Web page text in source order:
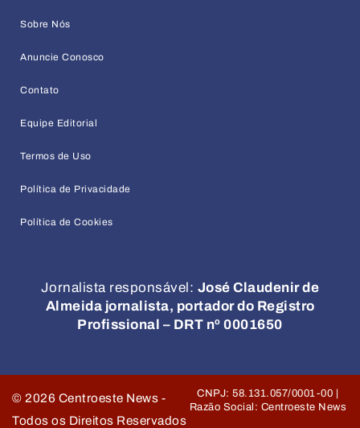
Sobre Nós
Anuncie Conosco
Contato
Equipe Editorial
Termos de Uso
Política de Privacidade
Política de Cookies
Jornalista responsável: José Claudenir de
Almeida jornalista, portador do Registro
Profissional – DRT nº 0001650
© 2026 Centroeste News -
Todos os Direitos Reservados
CNPJ: 58.131.057/0001-00 |
Razão Social: Centroeste News